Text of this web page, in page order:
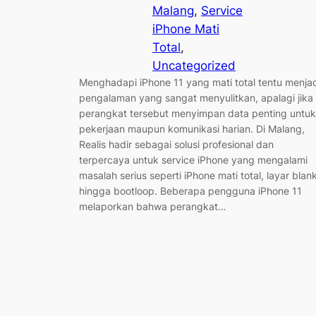
Malang, Service
iPhone Mati
Total
Uncategorized
Menghadapi iPhone 11 yang mati total tentu
pengalaman yang sangat menyulitkan, apalagi jika
perangkat tersebut menyimpan data penting untuk
pekerjaan maupun komunikasi harian. Di Malang,
Realis hadir sebagai solusi profesional dan
terpercaya untuk service iPhone yang mengalami
masalah serius seperti iPhone mati total, layar
hingga bootloop. Beberapa pengguna iPhone 11
melaporkan bahwa perangkat…